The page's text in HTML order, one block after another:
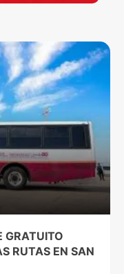
GRATUITO
RUTAS EN SAN